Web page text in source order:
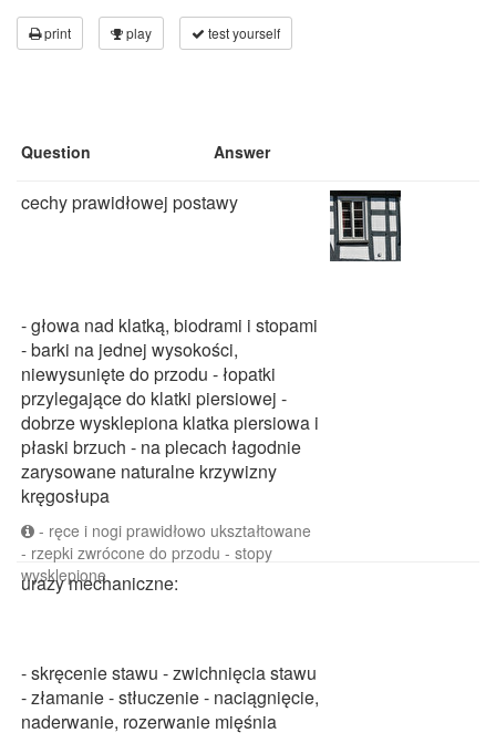
print play test yourself
Question Answer
cechy prawidłowej postawy
- głowa nad klatką, biodrami i stopami
- barki na jednej wysokości,
niewysunięte do przodu - łopatki
przylegające do klatki piersiowej -
dobrze wysklepiona klatka piersiowa i
płaski brzuch - na plecach łagodnie
zarysowane naturalne krzywizny
kręgosłupa
- ręce i nogi prawidłowo ukształtowane
- rzepki zwrócone do przodu - stopy
wysklepione
urazy mechaniczne:
- skręcenie stawu - zwichnięcia stawu
- złamanie - stłuczenie - naciągnięcie,
naderwanie, rozerwanie mięśnia